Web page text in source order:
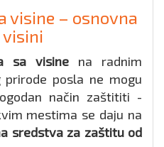
visine – osnovna
visini
sa visine na radnim
posla ne mogu
način zaštititi -
mestima se daju na
sredstva za zaštitu od